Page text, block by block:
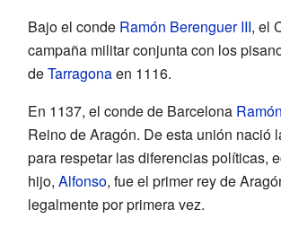
Bajo el conde Ramón Berenguer III, el
campaña militar conjunta con los
deTarragonaen 1116.
En 1137, el conde de Barcelona
Reino de Aragón. De esta unión nació
para respetar las diferencias políticas,
hijo, Alfonso, fue el primer rey de
legalmente por primera vez.